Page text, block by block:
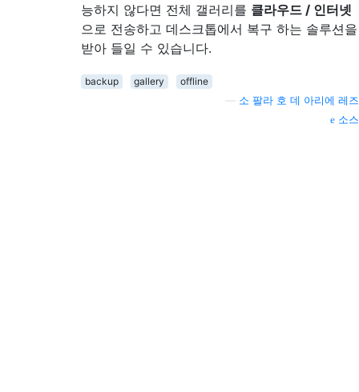
능하지 않다면 전체 갤러리를 클라우드 / 인터넷
으로 전송하고 데스크톱에서 복구 하는 솔루션을
받아 들일 수 있습니다.
backup gallery
offline
소 팔라 호 데 아리에 레즈
소스